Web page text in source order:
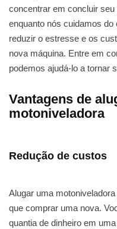
concentrar em concluir
enquanto nós cuidamos
reduzir o estresse e os
nova máquina. Entre em
podemos ajudá-lo a tornar
Vantagens de
motoniveladora
Redução de custos
Alugar uma
que comprar uma nova.
quantia de dinheiro em